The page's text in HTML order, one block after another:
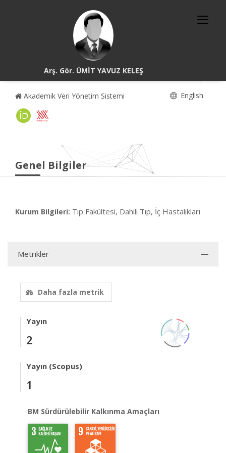
Arş. Gör. ÜMİT YAVUZ KELEŞ
Akademik Veri Yönetim Sistemi English
Genel Bilgiler
Kurum Bilgileri: Tıp Fakültesi, Dahili Tıp, İç Hastalıkları
Metrikler
Daha fazla metrik
Yayın
2
Yayın (Scopus)
1
BM Sürdürülebilir Kalkınma Amaçları